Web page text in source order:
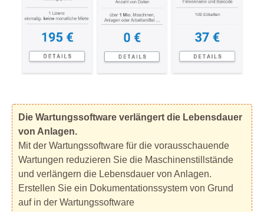
Die Wartungssoftware verlängert die Lebensdauer
von Anlagen.
Mit der Wartungssoftware für die vorausschauende
Wartungen reduzieren Sie die Maschinenstillstände
und verlängern die Lebensdauer von Anlagen.
Erstellen Sie ein Dokumentationssystem von Grund
auf in der Wartungssoftware